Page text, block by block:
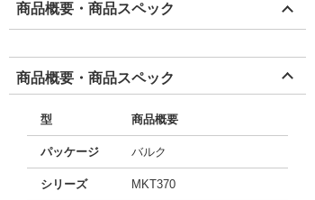
商品概要・商品スペック
商品概要・商品スペック
型 商品概要
パッケージ バルク
シリーズ MKT370